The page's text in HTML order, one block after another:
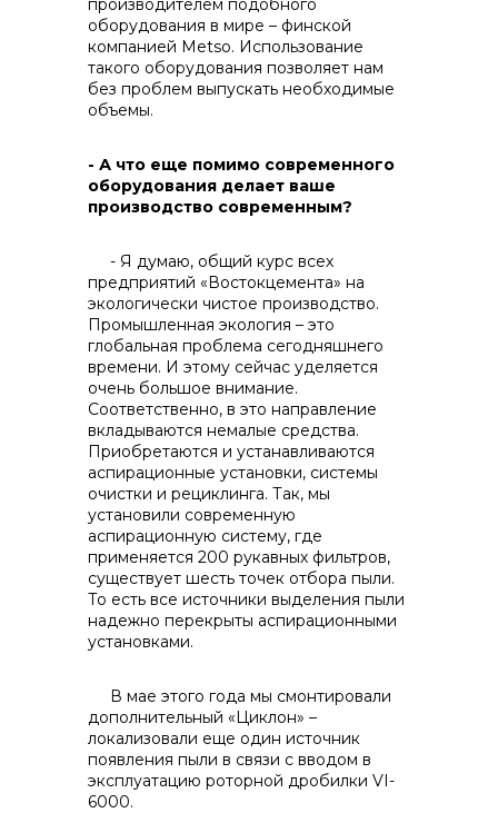
производителем подобного
оборудования в мире – финской
компанией Metso. Использование
такого оборудования позволяет нам
без проблем выпускать необходимые
объемы.
- А что еще помимо современного
оборудования делает ваше
производство современным?
- Я думаю, общий курс всех
предприятий «Востокцемента» на
экологически чистое производство.
Промышленная экология – это
глобальная проблема сегодняшнего
времени. И этому сейчас уделяется
очень большое внимание.
Соответственно, в это направление
вкладываются немалые средства.
Приобретаются и устанавливаются
аспирационные установки, системы
очистки и рециклинга. Так, мы
установили современную
аспирационную систему, где
применяется 200 рукавных фильтров,
существует шесть точек отбора пыли.
То есть все источники выделения пыли
надежно перекрыты аспирационными
установками.
В мае этого года мы смонтировали
дополнительный «Циклон» –
локализовали еще один источник
появления пыли в связи с вводом в
эксплуатацию роторной дробилки VI-
6000.